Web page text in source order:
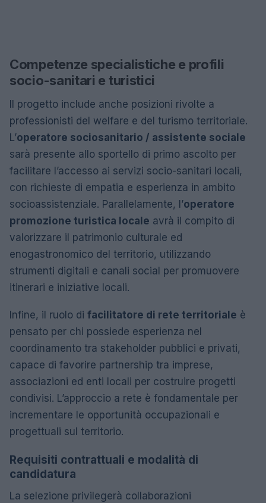
Competenze specialistiche e profili
socio-sanitari e turistici
Il progetto include anche posizioni rivolte a
professionisti del welfare e del turismo territoriale.
L’operatore sociosanitario / assistente sociale
sarà presente allo sportello di primo ascolto per
facilitare l’accesso ai servizi socio-sanitari locali,
con richieste di empatia e esperienza in ambito
socioassistenziale. Parallelamente, l’operatore
promozione turistica locale avrà il compito di
valorizzare il patrimonio culturale ed
enogastronomico del territorio, utilizzando
strumenti digitali e canali social per promuovere
itinerari e iniziative locali.
Infine, il ruolo di facilitatore di rete territoriale è
pensato per chi possiede esperienza nel
coordinamento tra stakeholder pubblici e privati,
capace di favorire partnership tra imprese,
associazioni ed enti locali per costruire progetti
condivisi. L’approccio a rete è fondamentale per
incrementare le opportunità occupazionali e
progettuali sul territorio.
Requisiti contrattuali e modalità di
candidatura
La selezione privilegerà collaborazioni